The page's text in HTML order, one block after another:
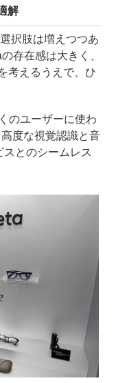
解
択肢は増えつつあ
存在感は大きく、
考えるうえで、ひ
のユーザーに使わ
度な視覚認識と音
とのシームレス